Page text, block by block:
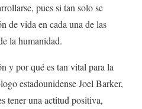
pues si tan solo se
de vida en cada una de las
la humanidad.
y por qué es tan vital para la
estadounidense Joel Barker,
tener una actitud positiva,